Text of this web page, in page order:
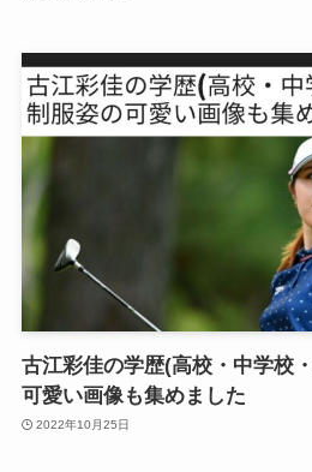
古江彩佳の学歴(高校・中学校
可愛い画像も集めました
2022年10月25日